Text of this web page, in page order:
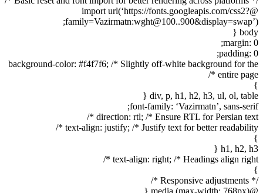
@import url(‘https://fonts.googleapis.com/css2?
family=Vazirmatn:wght@100..900&display=swap’);
body {
margin: 0;
padding: 0;
background-color: #f4f7f6; /* Slightly off-white background for the
entire page */
}
div, p, h1, h2, h3, ul, ol, table {
font-family: ‘Vazirmatn’, sans-serif;
direction: rtl; /* Ensure RTL for Persian text */
text-align: justify; /* Justify text for better readability */
}
h1, h2, h3 {
text-align: right; /* Headings align right */
}
/* Responsive adjustments */
@media (max-width: 768px) {